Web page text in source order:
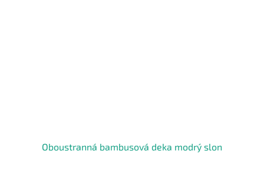
Oboustranná bambusová deka modrý slon